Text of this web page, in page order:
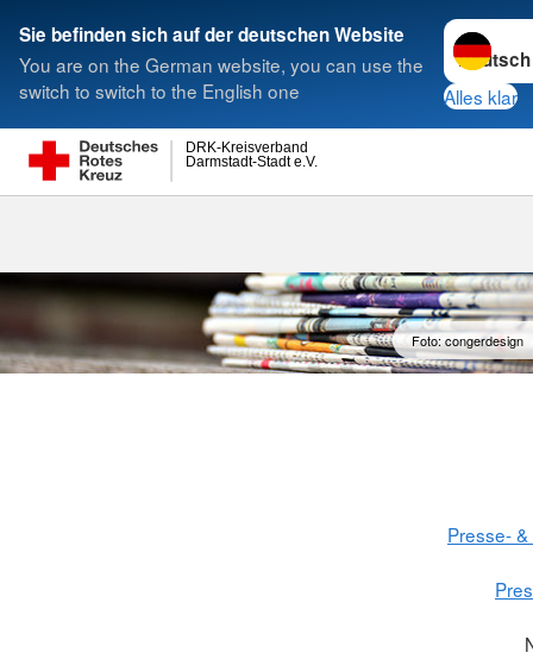
Sie befinden sich auf der deutschen Website
You are on the German website, you can use the
switch to switch to the English one
Sprache
Alles klar
Darmstadt-Stadt e.V.
DRK-Kreisverband
Suche
Foto: congerdesign
Presse-